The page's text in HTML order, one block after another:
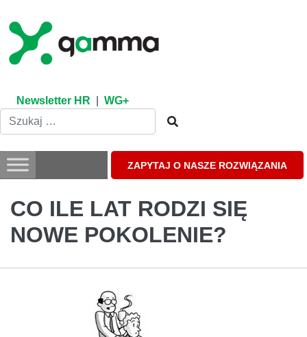
content
Newsletter HR WG+
ZAPYTAJ O NASZE ROZWIĄZANIA
CO ILE LAT RODZI SIĘ
NOWE POKOLENIE?